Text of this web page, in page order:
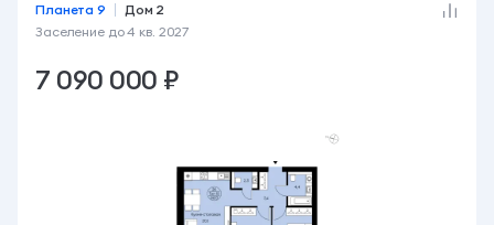
Планета 9
Дом 2
Заселение до4 кв. 2027
7 090 000 ₽